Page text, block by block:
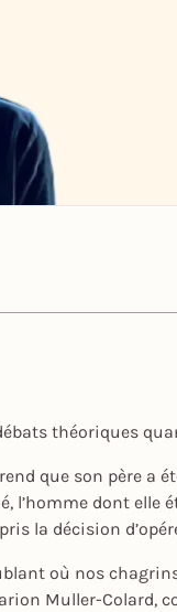
théoriques
que son père a
l’homme dont elle
la décision
où nos
Muller-Colard,